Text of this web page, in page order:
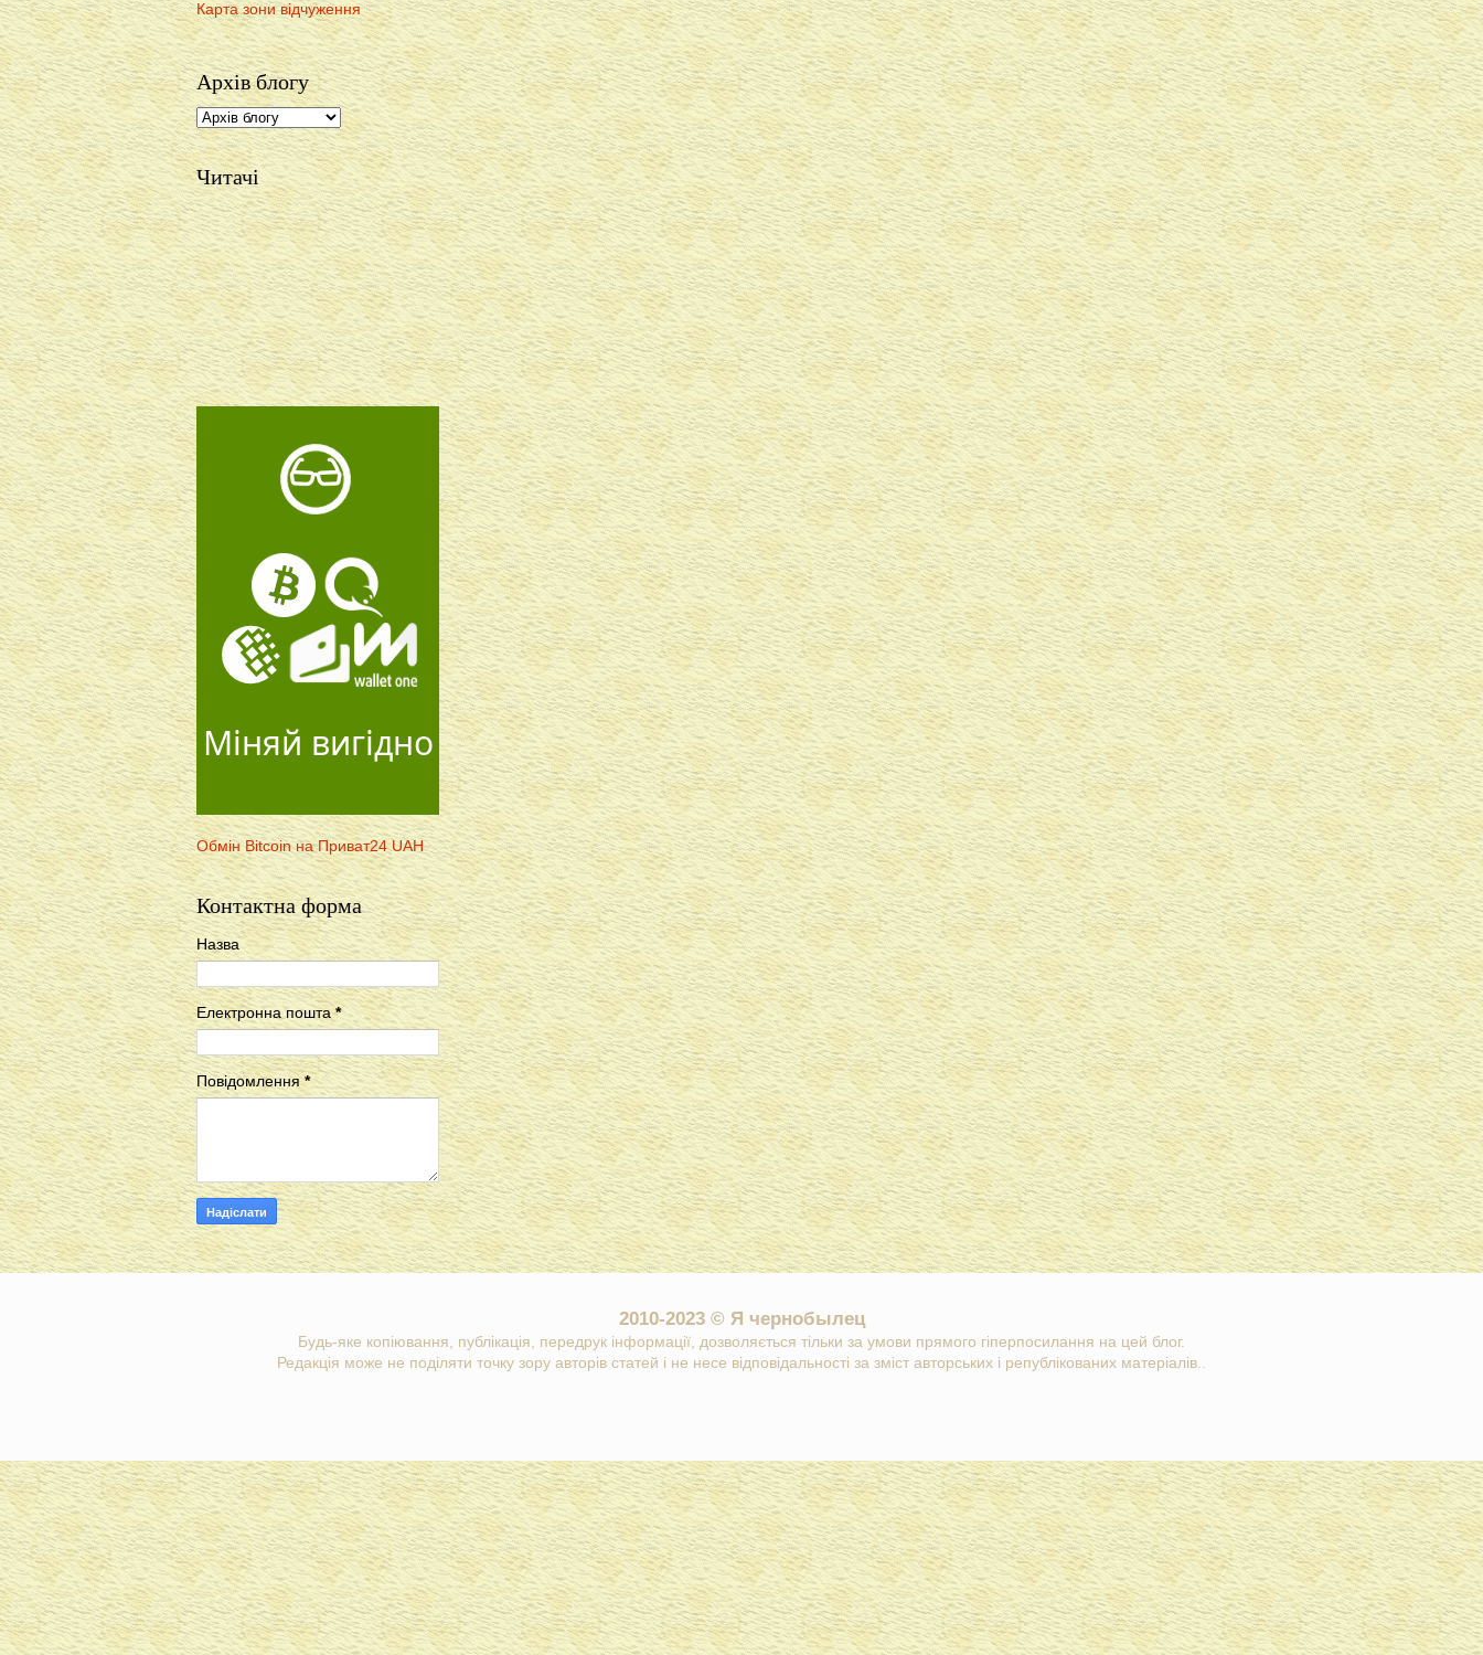
Карта зони відчуження
Архів блогу
Читачі
Міняй вигідно
Обмін Bitcoin на Приват24 UAH
Контактна форма
Назва
Електронна пошта*
Повідомлення *
2010-2023 © Я чернобылец
Будь-яке копіювання, публікація, передрук інформації, дозволяється тільки за умови прямого гіперпосилання на цей блог.
Редакція може не поділяти точку зору авторів статей і не несе відповідальності за зміст авторських і републікованих матеріалів..